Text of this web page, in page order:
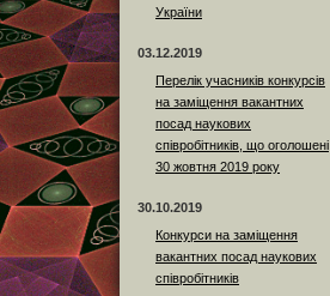
України
03.12.2019
Перелік учасників конкурсів
на заміщення вакантних
посад наукових
співробітників, що оголошені
30 жовтня 2019 року
30.10.2019
Конкурси на заміщення
вакантних посад наукових
співробітників